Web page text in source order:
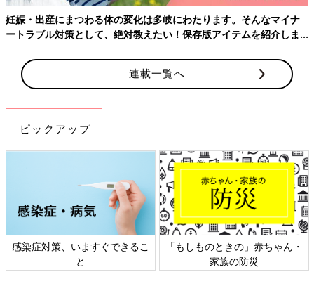
楽天市場で見る
「最近ホレ直したのはいつ？」「意見が違うとき、どうする？」
など、初歩的な2人の関係性から性の話まで、4つのレベルに分か
れた質問が書かれたカード。
赤裸々に言葉で伝え合うことで、すれ違いを防ぐ。
日本語・英語の2か国語表記。
【4】セルフプレジャーにもセックスにも使える
妊娠・出産にまつわる体の変化は多岐にわたります。そんなマイナ
ートラブル対策として、絶対教えたい！保存版アイテムを紹介しま
連載一覧へ
ピックアップ
感染症対策、いますぐできるこ
と
「もしものときの」赤ちゃん・
家族の防災